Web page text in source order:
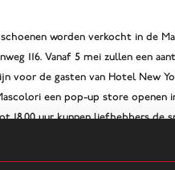
worden verkocht in de
116. Vanaf 5 mei zullen een
voor de gasten van Hotel New
een pop-up store openen
18.00 uur kunnen liefhebbers de
voor € 249,-.